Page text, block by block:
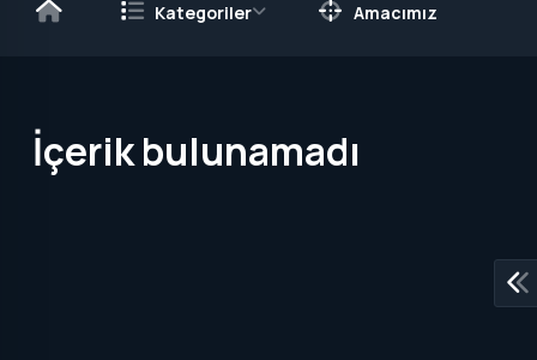
Kategoriler Amacımız
İçerik bulunamadı